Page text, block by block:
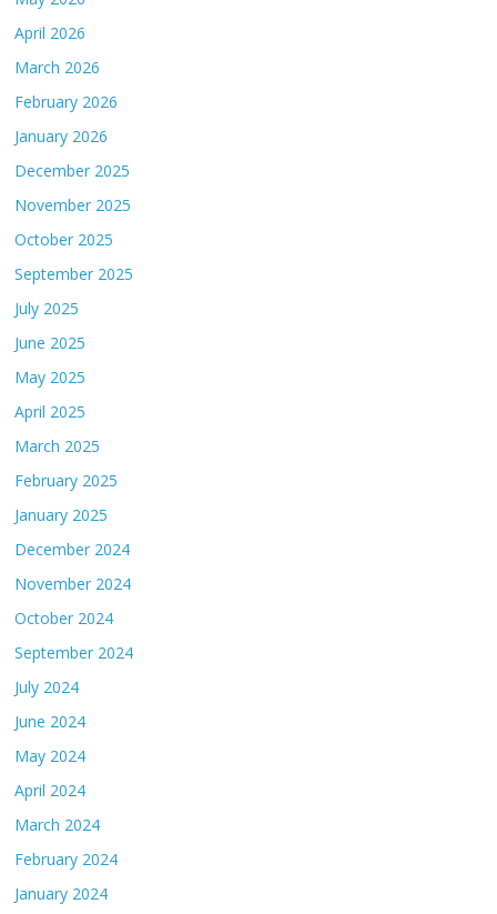
April 2026
March 2026
February 2026
January 2026
December 2025
November 2025
October 2025
September 2025
July 2025
June 2025
May 2025
April 2025
March 2025
February 2025
January 2025
December 2024
November 2024
October 2024
September 2024
July 2024
June 2024
May 2024
April 2024
March 2024
February 2024
January 2024